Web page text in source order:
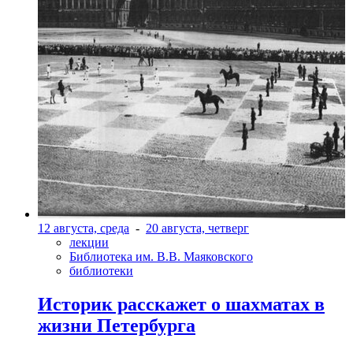
12 августа, среда - 20 августа, четверг
лекции
Библиотека им. В.В. Маяковского
библиотеки
Историк расскажет о шахматах в
жизни Петербурга